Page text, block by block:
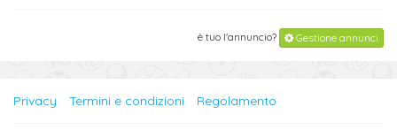
è tuo l'annuncio? Gestione annunci
Privacy Termini e condizioni Regolamento